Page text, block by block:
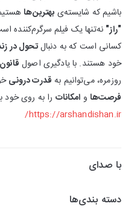
باشیم که شایسته‌ی بهترین‌ها
"راز" نه‌تنها یک فیلم سرگرم‌کننده
کسانی است که به دنبالتحول در
خود هستند. با یادگیری اصول
روزمره، می‌توانیم به قدرت درونی
فرصت‌ها و امکانات را به روی خود
https://arshandishan.ir/
با صدای
دسته بندی‌ها